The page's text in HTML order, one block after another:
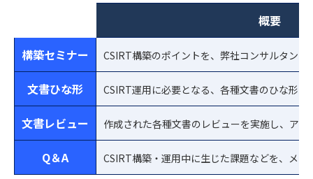
概要
構築セミナー CSIRT構築のポイントを、弊社コンサルタン
文書ひな形 CSIRT運用に必要となる、各種文書のひな形を
文書レビュー 作成された各種文書のレビューを実施し、ア
Q＆A CSIRT構築・運用中に生じた課題などを、メ